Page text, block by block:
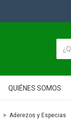
QUIÉNES SOMOS
> Aderezos y Especias